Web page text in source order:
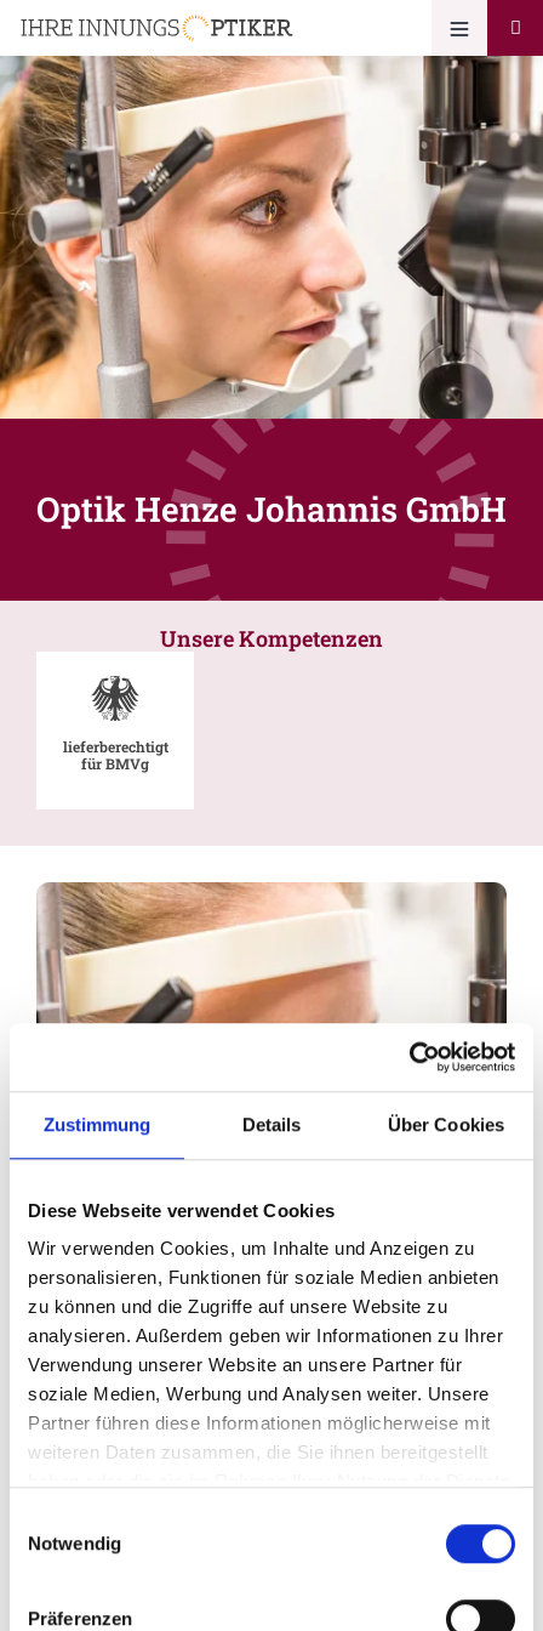
Zustimmung Details Über Cookies
Diese Webseite verwendet Cookies
Wir verwenden Cookies, um Inhalte und Anzeigen zu
personalisieren, Funktionen für soziale Medien anbieten
zu können und die Zugriffe auf unsere Website zu
analysieren. Außerdem geben wir Informationen zu Ihrer
Verwendung unserer Website an unsere Partner für
soziale Medien, Werbung und Analysen weiter. Unsere
Partner führen diese Informationen möglicherweise mit
weiteren Daten zusammen, die Sie ihnen bereitgestellt
Notwendig
Präferenzen
Optik Henze Johannis GmbH
Unsere Kompetenzen
lieferberechtigt
für BMVg
Ihr Partner für optimales
Sehen in Nürnberg
Als erster Ansprechpartner für das gute Sehen sind wir
als Augenoptiker in Nürnberg mehr als „nur“ diejenigen,
die sich um die jeweilige optisch, anatomisch und
ästhetisch perfekt auf Ihre individuellen Wünsche und
auch oft die Ersten, die eventuelle Auffälligkeiten am